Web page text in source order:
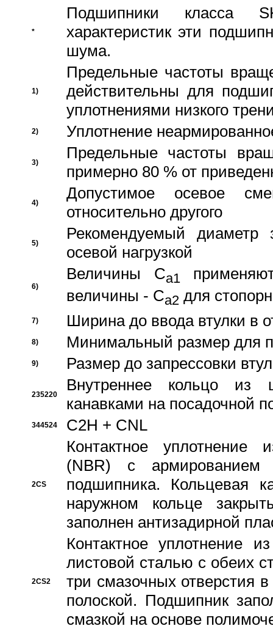
*
Подшипники класса
характеристик эти
шума.
1)
Предельные частоты
действительны для
уплотнениями низкого
2) Уплотнение
3)
Предельные частоты
примерно 80 % от
4)
Допустимое осевое
относительно другого
5)
Рекомендуемый диаметр
осевой нагрузкой
6)
Величины Ca1
величины - Ca2 для
7) Ширина до ввода втулки в
8) Минимальный размер для
9) Размер до запрессовки
235220
Внутреннее кольцо из
канавками на посадочной
344524 C2H + CNL
2CS
Контактное уплотнение
(NBR) с
подшипника. Кольцевая
наружном кольце
заполнен антизадирной
2CS2
Контактное уплотнение
листовой сталью с обеих
три смазочных отверстия
полоской. Подшипник
смазкой на основе